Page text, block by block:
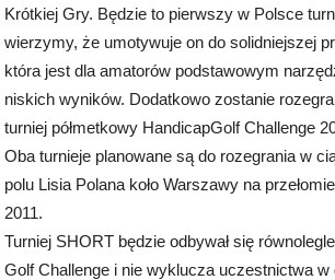
Krótkiej Gry. Będzie to pierwszy w Polsce
wierzymy, że umotywuje on do solidniejszej
która jest dla amatorów podstawowym
niskich wyników. Dodatkowo zostanie
turniej półmetkowy HandicapGolf Challenge
Oba turnieje planowane są do rozegrania w
polu Lisia Polana koło Warszawy na
2011.
Turniej SHORT będzie odbywał się
Golf Challenge i nie wyklucza uczestnictwa